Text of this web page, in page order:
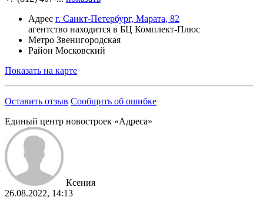
Адрес г. Санкт-Петербург, Марата, 82
агентство находится в БЦ Комплект-Плюс
Метро Звенигородская
Район Московский
Показать на карте
Оставить отзыв Сообщить об ошибке
Единый центр новостроек «Адреса»
Ксения
26.08.2022, 14:13